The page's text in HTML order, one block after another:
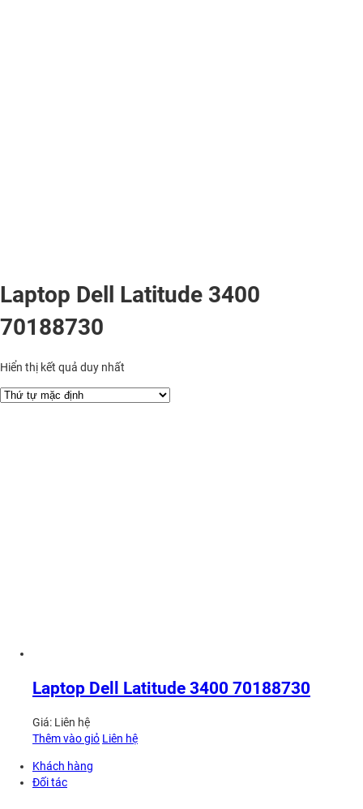
Laptop Dell Latitude 3400
70188730
Hiển thị kết quả duy nhất
Laptop Dell Latitude 3400 70188730
Giá: Liên hệ
Thêm vào giỏ Liên hệ
Khách hàng
Đối tác